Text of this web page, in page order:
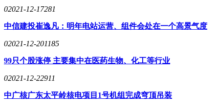
02021-12-17281
中信建投崔逸凡：明年电站运营、组件会处在一个高景气度
02021-12-201185
99只个股涨停 主要集中在医药生物、化工等行业
02021-12-22911
中广核广东太平岭核电项目1号机组完成穹顶吊装